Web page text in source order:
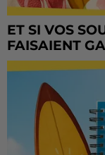
ET SI VOS
FAISAIENT